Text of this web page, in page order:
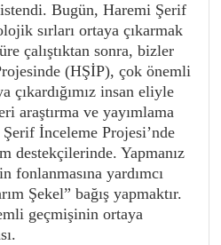
istendi. Bugün, Haremi Şerif
sırları ortaya çıkarmak
çalıştıktan sonra, bizler
(HŞİP), çok önemli
çıkardığımız insan eliyle
araştırma ve yayımlama
İnceleme Projesi’nde
destekçilerinde. Yapmanız
fonlanmasına yardımcı
Şekel” bağış yapmaktır.
geçmişinin ortaya